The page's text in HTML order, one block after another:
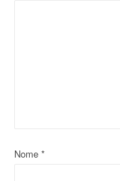
s
Nome *